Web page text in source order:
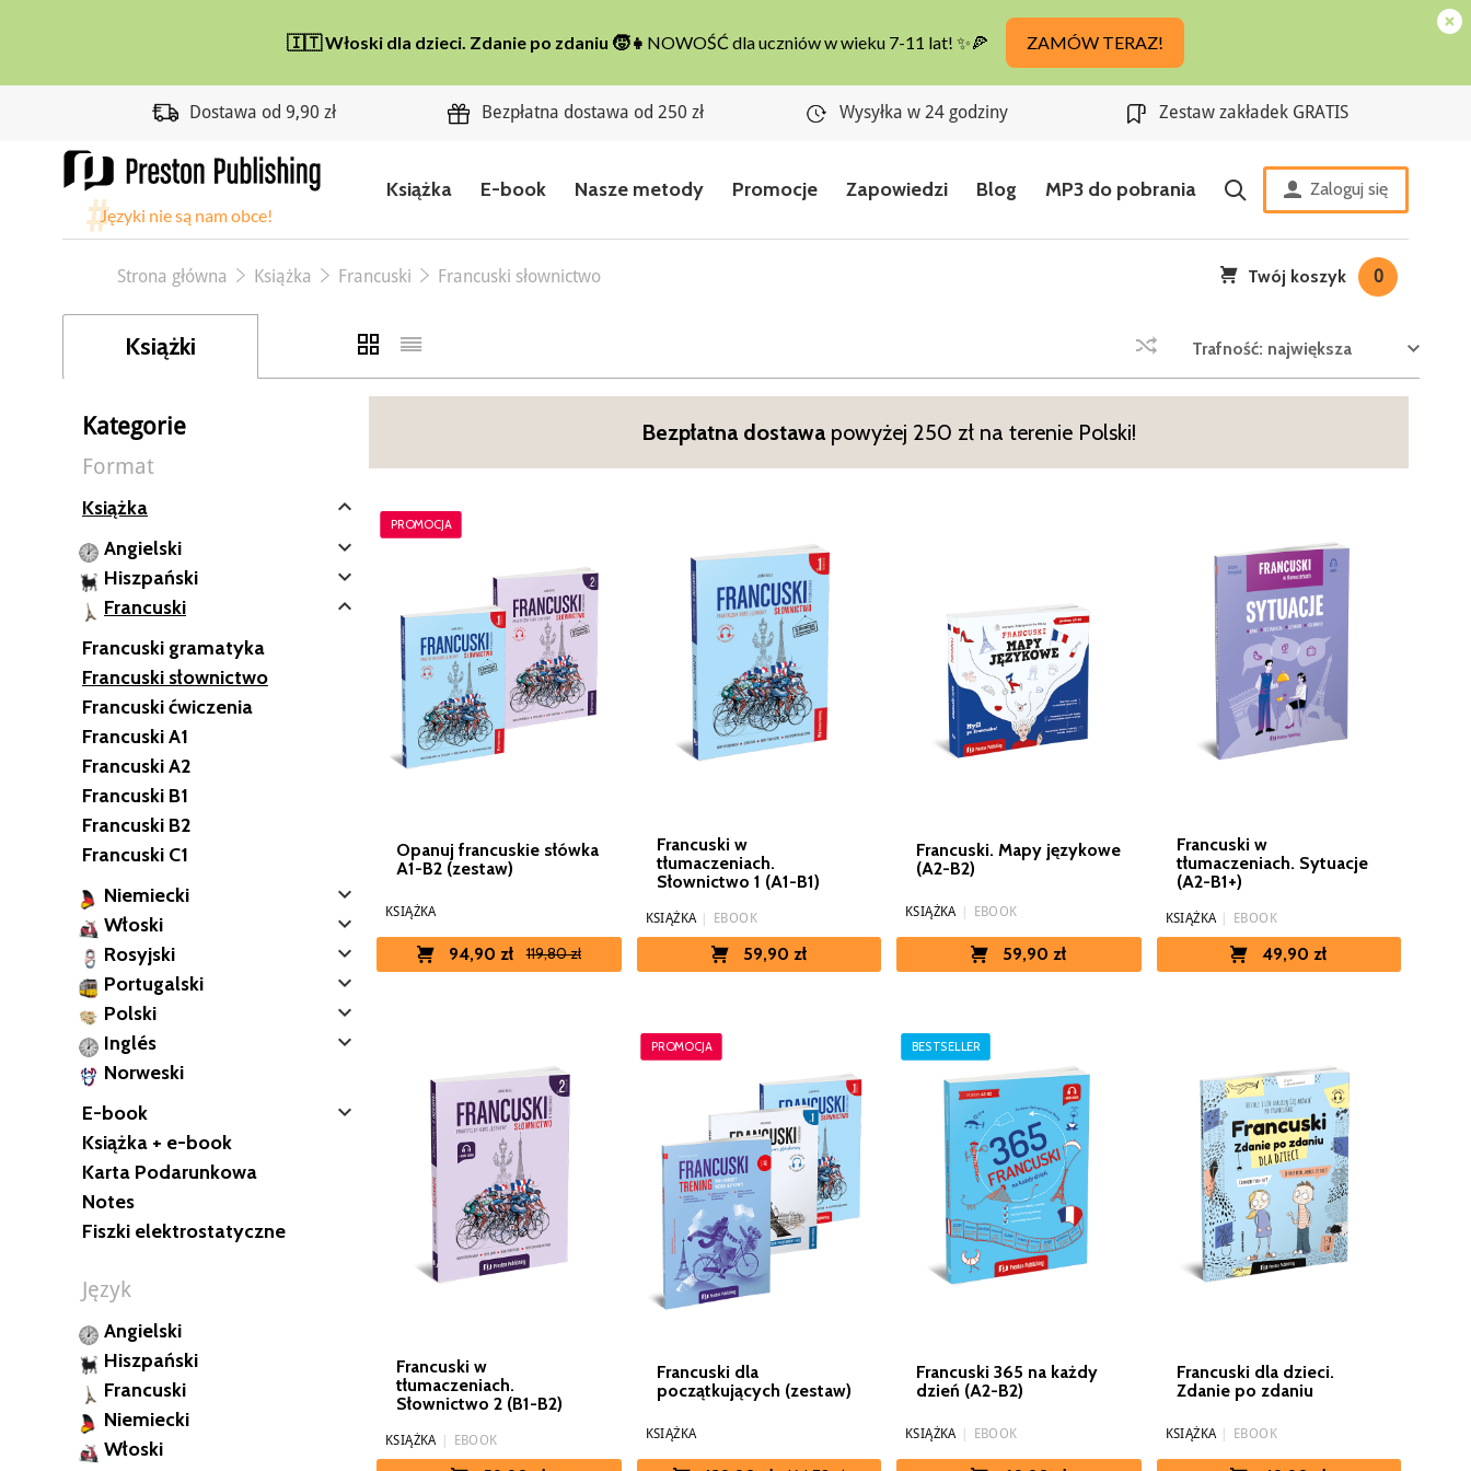
Dostawa od 9,90 zł Bezpłatna dostawa od 250 zł Wysyłka w 24 godziny Zestaw zakładek GRATIS
Książka E-book Nasze metody Promocje Zapowiedzi Blog MP3 do pobrania Zaloguj się
Strona główna Książka Francuski Francuski słownictwo Twój koszyk 0
Książki
Kategorie
Format
Książka 
Angielski 
Hiszpański 
Francuski 
Francuski gramatyka
Francuski słownictwo
Francuski ćwiczenia
Francuski A1
Francuski A2
Francuski B1
Francuski B2
Francuski C1
Niemiecki

Włoski 
Rosyjski 
Portugalski 
Polski 
Inglés 
Norweski
E-book

Książka + e-book
Karta Podarunkowa
Notes
Fiszki elektrostatyczne
Język
Angielski
Hiszpański
Francuski
Niemiecki
Włoski
Trafność: największa
Bezpłatna dostawapowyżej 250 zł na terenie Polski!
PROMOCJA
Opanuj francuskie słówka
A1-B2 (zestaw)
KSIĄŻKA
94,90 zł 119,80 zł
Francuski w
tłumaczeniach.
Słownictwo 1 (A1-B1)
KSIĄŻKA | EBOOK
59,90 zł
Francuski. Mapy językowe
(A2-B2)
KSIĄŻKA EBOOK
59,90 zł
Francuski w
tłumaczeniach. Sytuacje
(A2-B1+)
KSIĄŻKA | EBOOK
49,90 zł
Francuski w
tłumaczeniach.
Słownictwo 2 (B1-B2)
KSIĄŻKA | EBOOK
PROMOCJA
Francuski dla
początkujących (zestaw)
KSIĄŻKA
BESTSELLER
Francuski 365 na każdy
dzień (A2-B2)
KSIĄŻKA EBOOK
Francuski dla dzieci.
Zdanie po zdaniu
KSIĄŻKA EBOOK